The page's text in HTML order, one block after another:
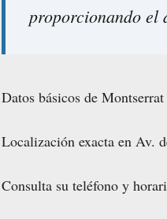
proporcionando el
Datos básicos de
Localización exacta en Av.
Consulta su teléfono y